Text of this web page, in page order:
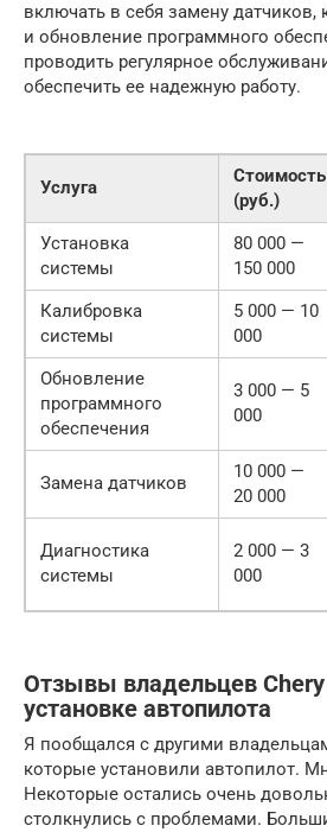
включать в себя замену датчиков,
и обновление программного
проводить регулярное
обеспечить ее надежную работу.
Услуга
Стоимость
(руб.)
Установка
системы
80 000 —
150 000
Калибровка
системы
5 000 — 10
000
Обновление
программного
обеспечения
3 000 — 5
000
Замена датчиков
10 000 —
20 000
Диагностика
системы
2 000 — 3
000
Отзывы владельцев Chery
установке автопилота
Я пообщался с другими
которые установили автопилот.
Некоторые остались очень
столкнулись с проблемами.